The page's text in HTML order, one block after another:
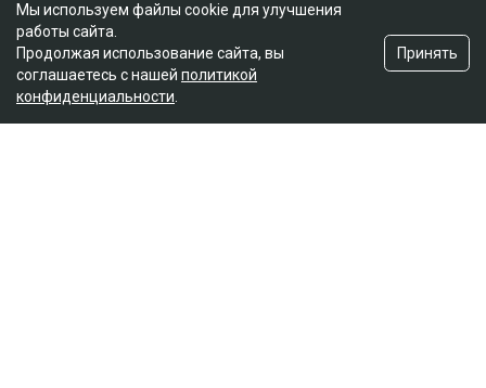
Мы используем файлы cookie для улучшения
работы сайта.
Продолжая использование сайта, вы
соглашаетесь с нашей политикой
конфиденциальности
Принять